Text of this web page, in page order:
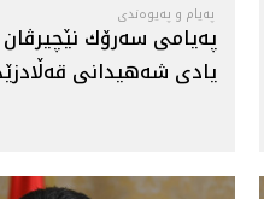
پەیام و پەیوەندی
په‌يامى سه‌رۆك نێچيرڤان
يادى شه‌هيدانى